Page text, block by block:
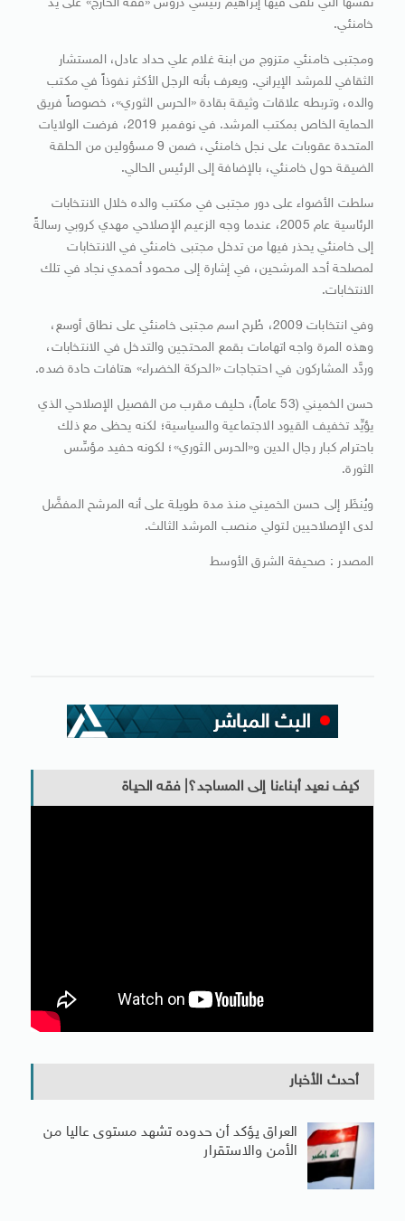
نفسها التي تلقى فيها إبراهيم رئيسي دروس «فقه الخارج» على يد
خامنئي.
ومجتبى خامنئي متزوج من ابنة غلام علي حداد عادل، المستشار
الثقافي للمرشد الإيراني. ويعرف بأنه الرجل الأكثر نفوذاً في مكتب
والده، وتربطه علاقات وثيقة بقادة «الحرس الثوري»، خصوصاً فريق
الحماية الخاص بمكتب المرشد. في نوفمبر 2019، فرضت الولايات
المتحدة عقوبات على نجل خامنئي، ضمن 9 مسؤولين من الحلقة
الضيقة حول خامنئي، بالإضافة إلى الرئيس الحالي.
سلطت الأضواء على دور مجتبى في مكتب والده خلال الانتخابات
الرئاسية عام 2005، عندما وجه الزعيم الإصلاحي مهدي كروبي رسالةً
إلى خامنئي يحذر فيها من تدخل مجتبى خامنئي في الانتخابات
لمصلحة أحد المرشحين، في إشارة إلى محمود أحمدي نجاد في تلك
الانتخابات.
وفي انتخابات 2009، طُرح اسم مجتبى خامنئي على نطاق أوسع،
وهذه المرة واجه اتهامات بقمع المحتجين والتدخل في الانتخابات،
وردَّد المشاركون في احتجاجات «الحركة الخضراء» هتافات حادة ضده.
حسن الخميني (53 عاماً)، حليف مقرب من الفصيل الإصلاحي الذي
يؤيِّد تخفيف القيود الاجتماعية والسياسية؛ لكنه يحظى مع ذلك
باحترام كبار رجال الدين و«الحرس الثوري»؛ لكونه حفيد مؤسِّس
الثورة.
ويُنظَر إلى حسن الخميني منذ مدة طويلة على أنه المرشح المفضَّل
لدى الإصلاحيين لتولي منصب المرشد الثالث.
المصدر : صحيفة الشرق الأوسط
كيف نعيد أبناءنا إلى المساجد؟| فقه الحياة
أحدث الأخبار
العراق يؤكد أن حدوده تشهد مستوى عاليا من
الأمن والاستقرار